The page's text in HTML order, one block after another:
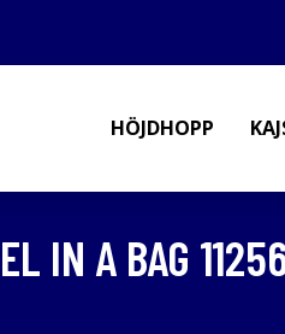
HÖJDHOPP
IN A BAG